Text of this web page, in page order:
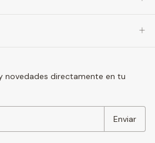
novedades directamente en tu